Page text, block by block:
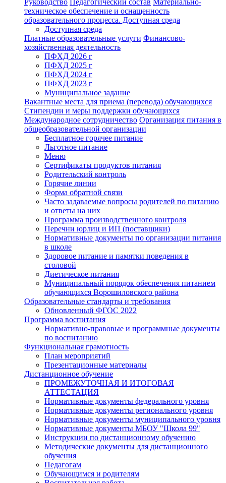
Руководство Педагогический состав Материально-
техническое обеспечение и оснащенность
образовательного процесса. Доступная среда
Доступная среда
Платные образовательные услуги Финансово-
хозяйственная деятельность
ПФХД 2026 г
ПФХД 2025 г
ПФХД 2024 г
ПФХД 2023 г
Муниципальное задание
Вакантные места для приема (перевода) обучающихся
Стипендии и меры поддержки обучающихся
Международное сотрудничество Организация питания в
общеобразовательной организации
Бесплатное горячее питание
Льготное питание
Меню
Сертификаты продуктов питания
Родительский контроль
Горячие линии
Форма обратной связи
Часто задаваемые вопросы родителей по питанию
и ответы на них
Программа производственного контроля
Перечни юрлиц и ИП (поставщики)
Нормативные документы по организации питания
в школе
Здоровое питание и памятки поведения в
столовой
Диетическое питания
Муниципальный порядок обеспечения питанием
обучающихся Ворошиловского района
Образовательные стандарты и требования
Обновленный ФГОС 2022
Программа воспитания
Нормативно-правовые и программные документы
по воспитанию
Функциональная грамотность
План мероприятий
Презентационные материалы
Дистанционное обучение
ПРОМЕЖУТОЧНАЯ И ИТОГОВАЯ
АТТЕСТАЦИЯ
Нормативные документы федерального уровня
Нормативные документы регионального уровня
Нормативные документы муниципального уровня
Нормативные документы МБОУ "Школа 99"
Инструкции по дистанционному обучению
Методические документы для дистанционного
обучения
Педагогам
Обучающимся и родителям